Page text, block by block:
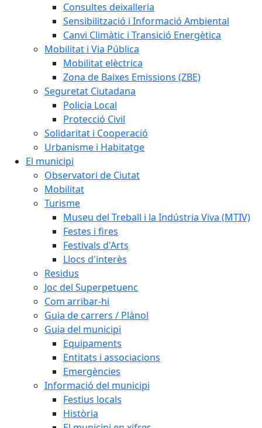
Consultes deixalleria
Sensibilització i Informació Ambiental
Canvi Climàtic i Transició Energètica
Mobilitat i Via Pública
Mobilitat elèctrica
Zona de Baixes Emissions (ZBE)
Seguretat Ciutadana
Policia Local
Protecció Civil
Solidaritat i Cooperació
Urbanisme i Habitatge
El municipi
Observatori de Ciutat
Mobilitat
Turisme
Museu del Treball i la Indústria Viva (MTIV)
Festes i fires
Festivals d'Arts
Llocs d'interès
Residus
Joc del Superpetuenc
Com arribar-hi
Guia de carrers / Plànol
Guia del municipi
Equipaments
Entitats i associacions
Emergències
Informació del municipi
Festius locals
Història